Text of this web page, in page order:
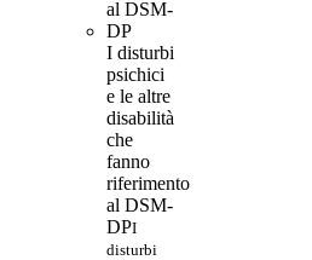
I disturbi
psichici
e le altre
disabilità
che
fanno
riferimento
al DSM-
DPI
disturbi